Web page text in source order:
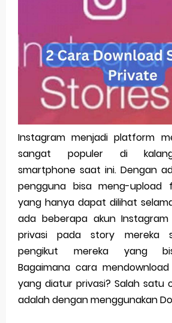
Pp Wa Couple Pasangan: Cara Terbaik
Simpan Profil Ig
Aplikasi Togel Android: Solusi Praktis
Siap Video Call, tapi Download
Cara Membuat Pesan Anda
Instagram menjadi platform
sangat populer di
smartphone saat ini. Dengan
pengguna bisa meng-
yang hanya dapat dilihat
ada beberapa akun
privasi pada story mereka
pengikut mereka yang
Bagaimana cara
yang diatur privasi? Salah satu
adalah dengan menggunakan